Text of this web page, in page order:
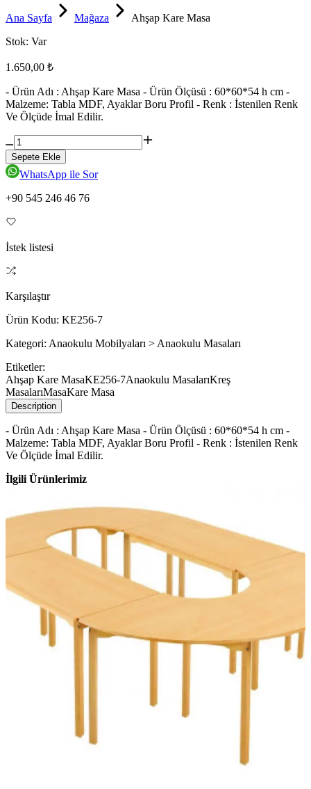
Ana Sayfa Mağaza
Ahşap Kare Masa
Stok: Var
1.650,00 ₺
- Ürün Adı : Ahşap Kare Masa - Ürün Ölçüsü : 60*60*54 h cm -
Malzeme: Tabla MDF, Ayaklar Boru Profil - Renk : İstenilen Renk
Ve Ölçüde İmal Edilir.
Sepete Ekle
WhatsApp ile Sor
+90 545 246 46 76
İstek listesi
Karşılaştır
Ürün Kodu: KE256-7
Kategori: Anaokulu Mobilyaları > Anaokulu Masaları
Etiketler:
Ahşap Kare MasaKE256-7Anaokulu MasalarıKreş
MasalarıMasaKare Masa
Description
- Ürün Adı : Ahşap Kare Masa - Ürün Ölçüsü : 60*60*54 h cm -
Malzeme: Tabla MDF, Ayaklar Boru Profil - Renk : İstenilen Renk
Ve Ölçüde İmal Edilir.
İlgili Ürünlerimiz